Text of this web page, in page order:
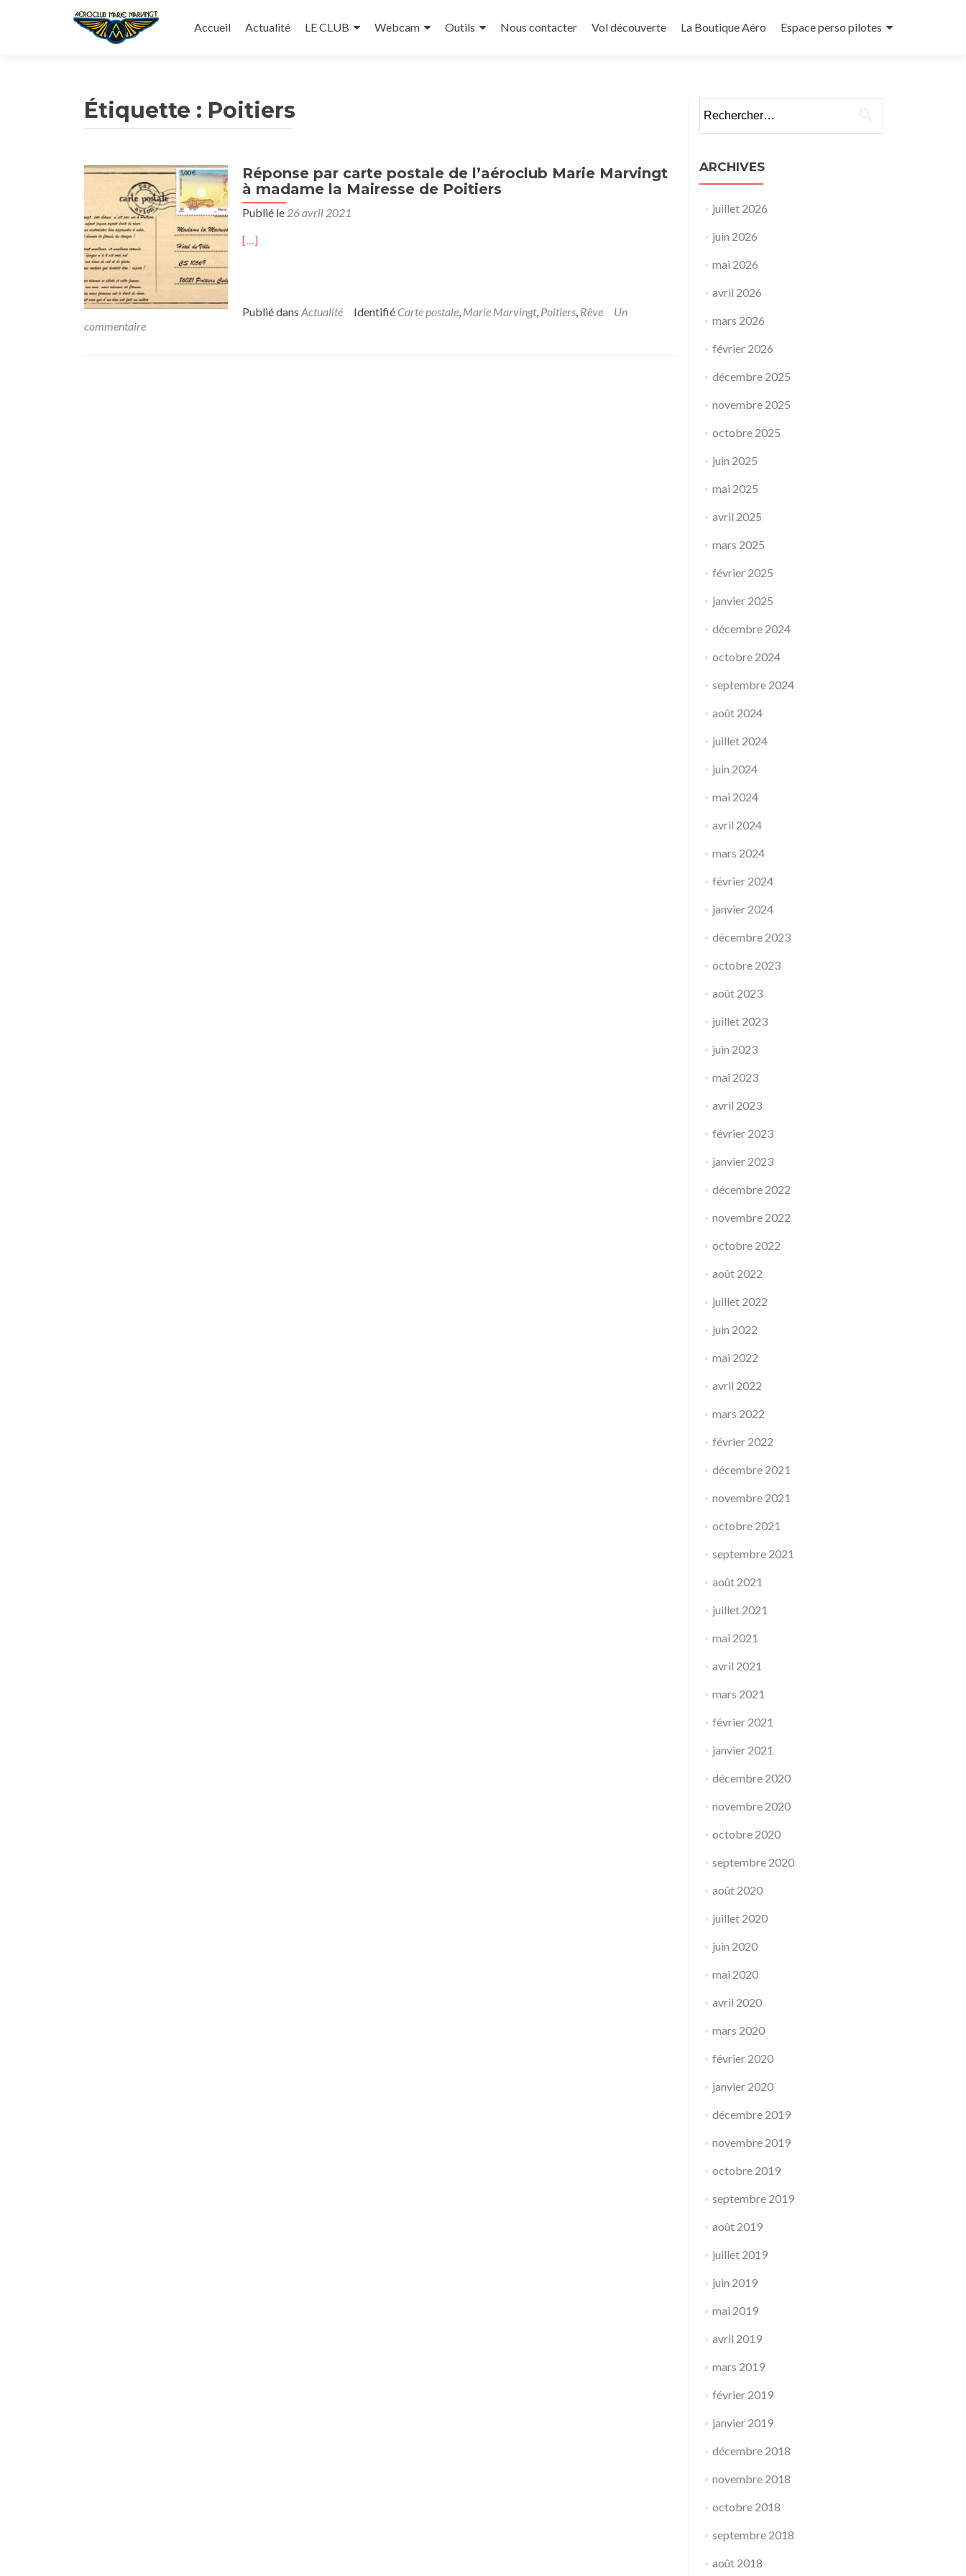
au
Accueil Actualité LE CLUB Webcam Outils Nous contacter Vol découverte La Boutique Aéro Espace perso pilotes
Étiquette : Poitiers
Réponse par carte postale de l’aéroclub Marie Marvingt
à madame la Mairesse de Poitiers
Publié le 26 avril 2021
[…]
Publié dans Actualité Identifié Carte postale, Marie Marvingt, Poitiers, Rêve
Un
commentaire
ARCHIVES
juillet 2026
juin 2026
mai 2026
avril 2026
mars 2026
février 2026
décembre 2025
novembre 2025
octobre 2025
juin 2025
mai 2025
avril 2025
mars 2025
février 2025
janvier 2025
décembre 2024
octobre 2024
septembre 2024
août 2024
juillet 2024
juin 2024
mai 2024
avril 2024
mars 2024
février 2024
janvier 2024
décembre 2023
octobre 2023
août 2023
juillet 2023
juin 2023
mai 2023
avril 2023
février 2023
janvier 2023
décembre 2022
novembre 2022
octobre 2022
août 2022
juillet 2022
juin 2022
mai 2022
avril 2022
mars 2022
février 2022
décembre 2021
novembre 2021
octobre 2021
septembre 2021
août 2021
juillet 2021
mai 2021
avril 2021
mars 2021
février 2021
janvier 2021
décembre 2020
novembre 2020
octobre 2020
septembre 2020
août 2020
juillet 2020
juin 2020
mai 2020
avril 2020
mars 2020
février 2020
janvier 2020
décembre 2019
novembre 2019
octobre 2019
septembre 2019
août 2019
juillet 2019
juin 2019
mai 2019
avril 2019
mars 2019
février 2019
janvier 2019
décembre 2018
novembre 2018
octobre 2018
septembre 2018
août 2018